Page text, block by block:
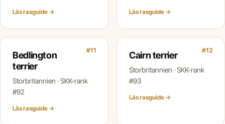
Läs rasguide → Läs rasguide →
#11
Bedlington
terrier
Storbritannien · SKK-rank
#92
Läs rasguide →
#12
Cairn terrier
Storbritannien · SKK-rank
#93
Läs rasguide →